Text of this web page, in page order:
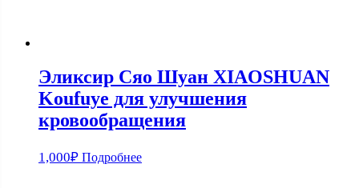
Эликсир Сяо Шуан XIAOSHUAN
Koufuye для улучшения
кровообращения
1,000₽ Подробнее